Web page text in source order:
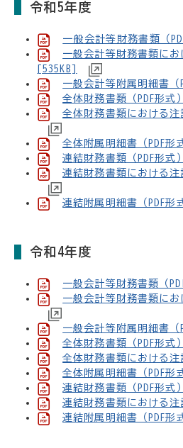
令和5年度
一般会計等財務書類（
一般会計等財務書類にお
[535KB]
一般会計等附属明細書（
全体財務書類（PDF形式
全体財務書類における注
全体附属明細書（PDF形
連結財務書類（PDF形式
連結財務書類における注
連結附属明細書（PDF形
令和4年度
一般会計等財務書類（
一般会計等財務書類にお
一般会計等附属明細書（
全体財務書類（PDF形式）
全体財務書類における注
全体附属明細書（PDF形
連結財務書類（PDF形式）
連結財務書類における注
連結附属明細書（PDF形